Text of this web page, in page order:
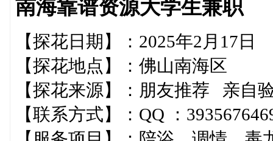
南海靠谱资源大学生兼职
【探花日期】：2025年2月17日
【探花地点】：佛山南海区
【探花来源】：朋友推荐 亲自
【联系方式】：QQ ：